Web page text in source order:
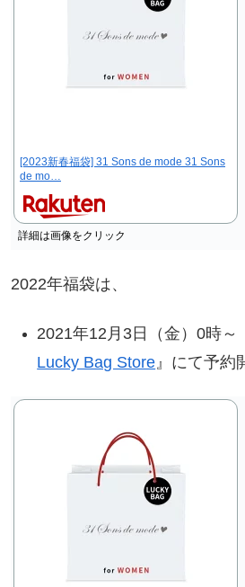
[2023新春福袋] 31 Sons de mode 31 Sons
de mo…
詳細は画像をクリック
2022年福袋は、
2021年12月3日（金）0時～
Lucky Bag Store 』にて予約